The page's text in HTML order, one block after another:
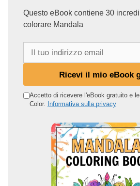
Questo eBook contiene 30
colorare Mandala
o
Ricevi il mio eBook
Accetto di ricevere l'eBook gratuito e
Color. Informativa sulla privacy